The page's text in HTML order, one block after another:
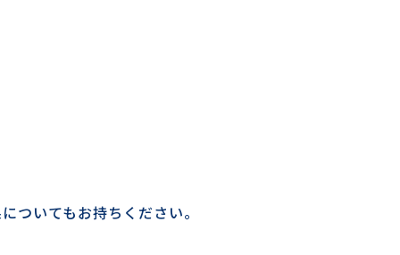
ついてもお持ちください。